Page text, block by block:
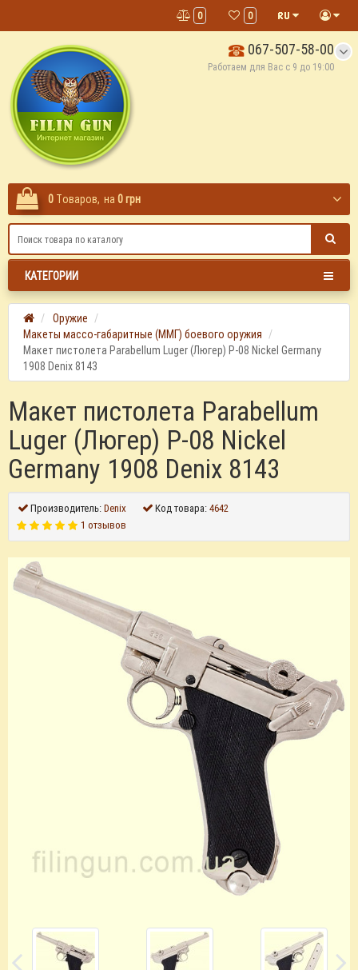
0
0
067-507-58-00
Работаем для Вас с 9 до 19:00
0 Tоваров, на 0 грн
КАТЕГОРИИ
Оружие
Макеты массо-габаритные (ММГ) боевого оружия
Макет пистолета Parabellum Luger (Люгер) P-08 Nickel Germany
1908 Denix 8143
Макет пистолета Parabellum
Luger (Люгер) P-08 Nickel
Germany 1908 Denix 8143
Производитель:Denix Код товара:4642
1 отзывов